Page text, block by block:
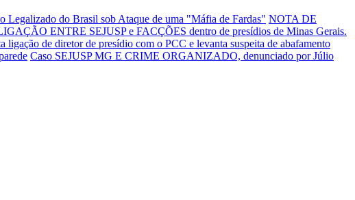
Legalizado do Brasil sob Ataque de uma "Máfia de Fardas" NOTA DE
ENTRE SEJUSP e FACÇÕES dentro de presídios de Minas Gerais.
de diretor de presídio com o PCC e levanta suspeita de abafamento
Caso SEJUSP MG E CRIME ORGANIZADO, denunciado por Júlio